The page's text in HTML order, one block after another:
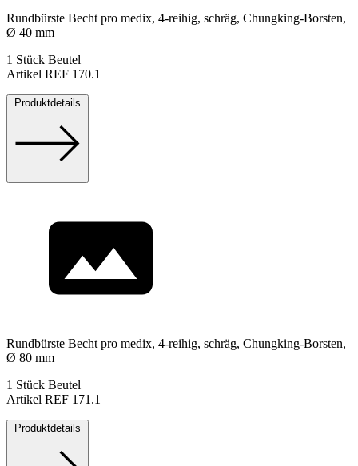
Rundbürste Becht pro medix, 4-reihig, schräg, Chungking-Borsten,
Ø 40 mm
1 Stück Beutel
Artikel REF 170.1
Produktdetails
Rundbürste Becht pro medix, 4-reihig, schräg, Chungking-Borsten,
Ø 80 mm
1 Stück Beutel
Artikel REF 171.1
Produktdetails